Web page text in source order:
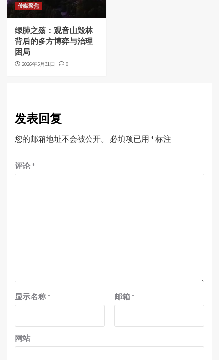
传媒聚焦
绿肺之殇：观音山毁林
背后的多方博弈与治理
困局
2026年5月31日 0
发表回复
您的邮箱地址不会被公开。 必填项已用 * 标注
评论 *
显示名称 * 邮箱 *
网站